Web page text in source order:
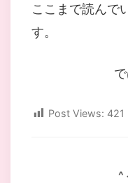
ここまで読んで
す。
Post Views: 421
^